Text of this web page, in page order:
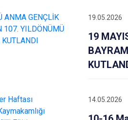
19.05.2026
19
14.05.2026